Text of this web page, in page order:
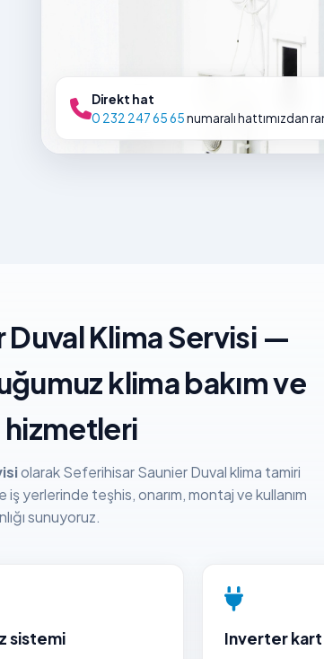
Direkt hat
0 232 247 65 65numaralı hattımızdan
Klima Servisi —
klima bakım ve
hizmetleri
olarak Seferihisar Saunier Duval klima tamiri
yerlerinde teşhis, onarım, montaj ve kullanım
sunuyoruz.
sistemi Inverter kart